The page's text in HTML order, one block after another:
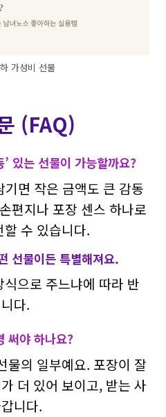
가성비 선물
(FAQ)
있는 선물이 가능할까요?
면 작은 금액도 큰 감동
편지나 포장 센스 하나로
수 있습니다.
선물이든 특별해져요.
으로 주느냐에 따라 반
다.
써야 하나요?
물의 일부예요. 포장이 잘
더 있어 보이고, 받는 사
니다.